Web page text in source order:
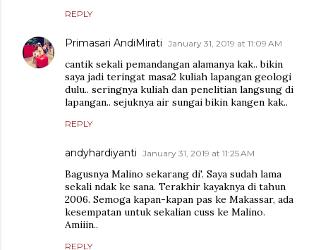
REPLY
Primasari AndiMirati January 31, 2019 at 11:09 AM
cantik sekali pemandangan alamanya kak.. bikin
saya jadi teringat masa2 kuliah lapangan geologi
dulu.. seringnya kuliah dan penelitian langsung di
lapangan.. sejuknya air sungai bikin kangen kak..
REPLY
andyhardiyanti January 31, 2019 at 11:25 AM
Bagusnya Malino sekarang di'. Saya sudah lama
sekali ndak ke sana. Terakhir kayaknya di tahun
2006. Semoga kapan-kapan pas ke Makassar, ada
kesempatan untuk sekalian cuss ke Malino.
Amiiin..
REPLY